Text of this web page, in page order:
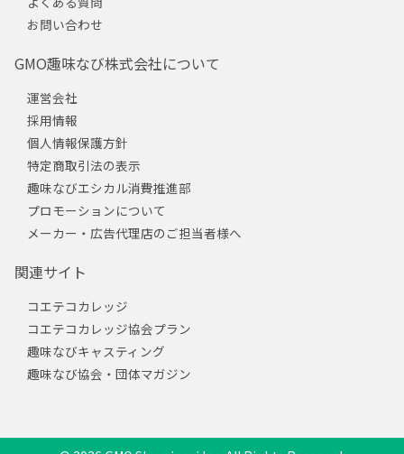
お問い合わせ
GMO趣味なび株式会社について
運営会社
採用情報
個人情報保護方針
特定商取引法の表示
趣味なびエシカル消費推進部
プロモーションについて
メーカー・広告代理店のご担当者様へ
関連サイト
コエテコカレッジ
コエテコカレッジ協会プラン
趣味なびキャスティング
趣味なび協会・団体マガジン